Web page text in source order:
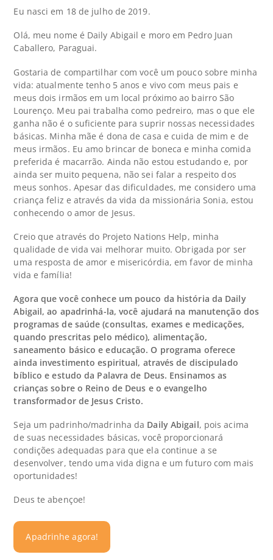
Eu nasci em 18 de julho de 2019.
Olá, meu nome é Daily Abigail e moro em Pedro Juan
Caballero, Paraguai.
Gostaria de compartilhar com você um pouco sobre minha
vida: atualmente tenho 5 anos e vivo com meus pais e
meus dois irmãos em um local próximo ao bairro São
Lourenço. Meu pai trabalha como pedreiro, mas o que ele
ganha não é o suficiente para suprir nossas necessidades
básicas. Minha mãe é dona de casa e cuida de mim e de
meus irmãos. Eu amo brincar de boneca e minha comida
preferida é macarrão. Ainda não estou estudando e, por
ainda ser muito pequena, não sei falar a respeito dos
meus sonhos. Apesar das dificuldades, me considero uma
criança feliz e através da vida da missionária Sonia, estou
conhecendo o amor de Jesus.
Creio que através do Projeto Nations Help, minha
qualidade de vida vai melhorar muito. Obrigada por ser
uma resposta de amor e misericórdia, em favor de minha
vida e família!
Agora que você conhece um pouco da história da Daily
Abigail, ao apadrinhá-la, você ajudará na manutenção dos
programas de saúde (consultas, exames e medicações,
quando prescritas pelo médico), alimentação,
saneamento básico e educação. O programa oferece
ainda investimento espiritual, através de discipulado
bíblico e estudo da Palavra de Deus. Ensinamos as
crianças sobre o Reino de Deus e o evangelho
transformador de Jesus Cristo.
Seja um padrinho/madrinha da Daily Abigail, pois acima
de suas necessidades básicas, você proporcionará
condições adequadas para que ela continue a se
desenvolver, tendo uma vida digna e um futuro com mais
oportunidades!
Deus te abençoe!
Apadrinhe agora!